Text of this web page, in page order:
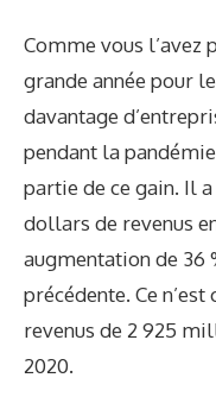
Comme vous l’avez
grande année pour
davantage
pendant la
partie de ce gain. Il
dollars de revenus
augmentation de 36
précédente. Ce
revenus de 2 925
2020.